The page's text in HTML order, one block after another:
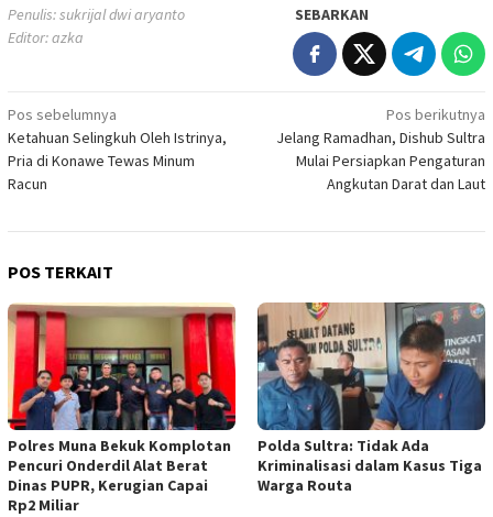
Penulis: sukrijal dwi aryanto
Editor: azka
SEBARKAN
Navigasi
pos
Pos sebelumnya
Ketahuan Selingkuh Oleh Istrinya,
Pria di Konawe Tewas Minum
Racun
Pos berikutnya
Jelang Ramadhan, Dishub Sultra
Mulai Persiapkan Pengaturan
Angkutan Darat dan Laut
POS TERKAIT
Polres Muna Bekuk Komplotan
Pencuri Onderdil Alat Berat
Dinas PUPR, Kerugian Capai
Rp2 Miliar
Polda Sultra: Tidak Ada
Kriminalisasi dalam Kasus Tiga
Warga Routa